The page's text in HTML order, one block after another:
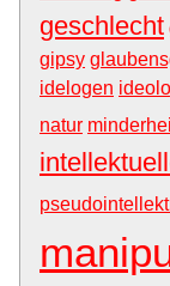
geschlecht
gipsy
idelogen
natur